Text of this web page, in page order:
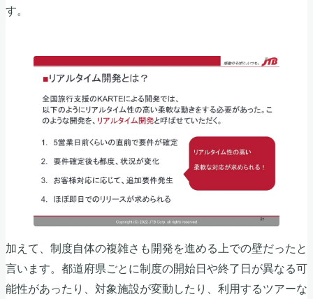
す。
加えて、制度自体の複雑さも開発を進める上での壁だったと
言います。都道府県ごとに制度の開始日や終了日が異なる可
能性があったり、対象施設が変動したり、利用するツアーな